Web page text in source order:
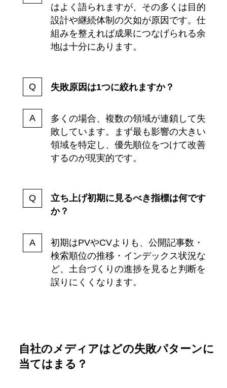
はよく語られますが、その多くは目的
設計や継続体制の欠如が原因です。仕
組みを整えれば成果につなげられる余
地は十分にあります。
失敗原因は1つに絞れますか？
多くの場合、複数の領域が連鎖して失
敗しています。まず最も影響の大きい
領域を特定し、優先順位をつけて改善
するのが現実的です。
立ち上げ初期に見るべき指標は何です
か？
初期はPVやCVよりも、公開記事数・
検索順位の推移・インデックス状況な
ど、土台づくりの進捗を見ると判断を
誤りにくくなります。
自社のメディアはどの失敗パターンに
当てはまる？